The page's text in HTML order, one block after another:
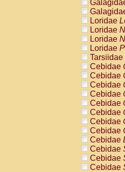
Atelidae
Atelidae
Atelidae
Loridae
Loridae
Loridae
Loridae
Tarsiidae
Cebidae
Cebidae
Cebidae
Cebidae
Cebidae
Cebidae
Cebidae
Cebidae
Cebidae
Cebidae
Cebidae
Cebidae